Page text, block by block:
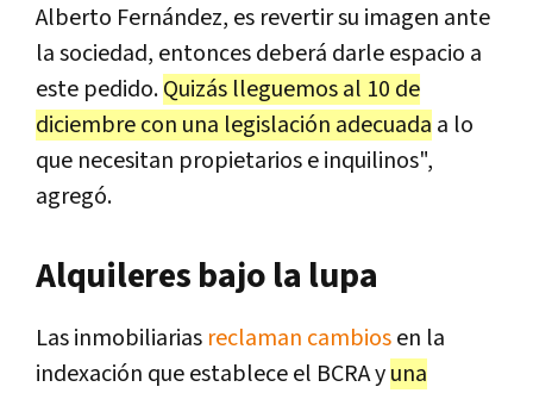
Alberto Fernández, es revertir su imagen ante
la sociedad, entonces deberá darle espacio a
este pedido.Quizás lleguemos al 10 de
diciembre con una legislación adecuada a lo
que necesitan propietarios e inquilinos",
agregó.
Alquileres bajo la lupa
Las inmobiliarias reclaman cambiosen la
indexación que establece el BCRA yuna